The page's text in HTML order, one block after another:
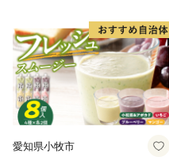
愛知県小牧市